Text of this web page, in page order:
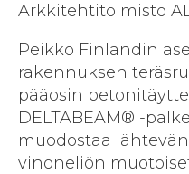
Arkkitehtitoimisto
Peikko Finlandin
rakennuksen
pääosin
DELTABEAM® -
muodostaa
vinoneliön